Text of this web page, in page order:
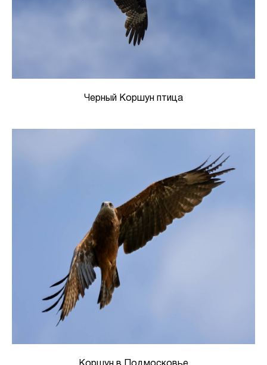
Черный Коршун птица